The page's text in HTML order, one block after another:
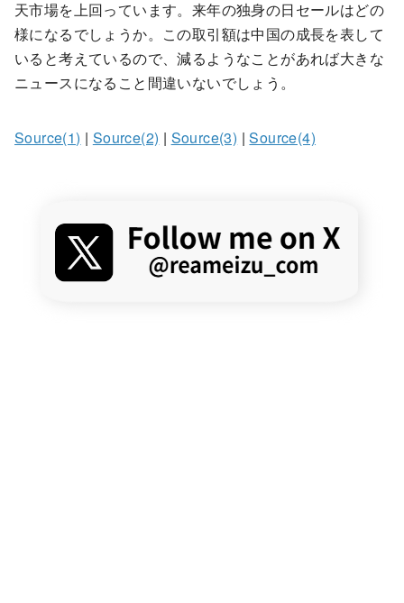
天市場を上回っています。来年の独身の日セールはどの
様になるでしょうか。この取引額は中国の成長を表して
いると考えているので、減るようなことがあれば大きな
ニュースになること間違いないでしょう。
Source(1) | Source(2) | Source(3) |Source(4)